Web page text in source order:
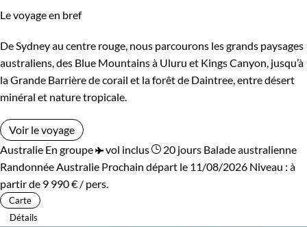
Le voyage en bref
De Sydney au centre rouge, nous parcourons les grands paysages
australiens, des Blue Mountains à Uluru et Kings Canyon, jusqu’à
la Grande Barrière de corail et la forêt de Daintree, entre désert
minéral et nature tropicale.
Voir le voyage
Australie En groupe vol inclus 20 jours Balade australienne
Randonnée Australie Prochain départ le 11/08/2026 Niveau : à
partir de 9 990 € / pers.
Carte
Détails